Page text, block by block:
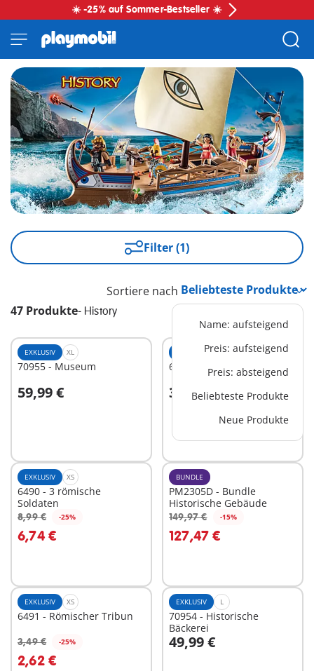
☀️ -25% auf Sommer-Bestseller ☀️
Filter (1)
47 Produkte- History
Sortiere nach
Name: aufsteigend
Preis: aufsteigend
Preis: absteigend
Beliebteste Produkte
Neue Produkte
EXKLUSIV XL
70955 - Museum
59,99 €
In den Warenkorb
EXKLUSIV M
6464 - Räubergelage
39,99 €
In den Warenkorb
EXKLUSIV XS
6490 - 3 römische
Soldaten
8,99 € -25%
6,74 €
In den Warenkorb
BUNDLE
PM2305D - Bundle
Historische Gebäude
149,97 € -15%
127,47 €
In den Warenkorb
EXKLUSIV XS
6491 - Römischer Tribun
3,49 € -25%
2,62 €
In den Warenkorb
EXKLUSIV L
70954 - Historische
Bäckerei
49,99 €
In den Warenkorb